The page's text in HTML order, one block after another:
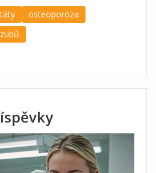
osteoporóza